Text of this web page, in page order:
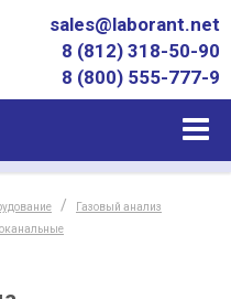
sales@laborant.net
8 (812) 318-50-90
8 (800) 555-777-9
Газовый анализ